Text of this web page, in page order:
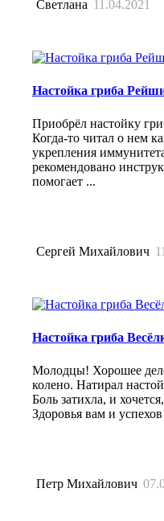
Светлана 11.04.2021
Настойка гриба
Приобрёл настойку
Когда-то читал о нем
укрепления
рекомендовано
помогает ...
Сергей Михайлович
Настойка гриба
Молодцы! Хорошее
колено. Натирал
Боль затихла, и
Здоровья вам и
Петр Михайлович